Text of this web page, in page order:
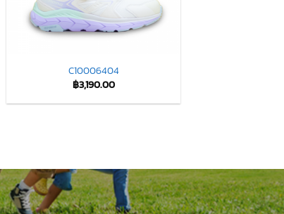
C10006404
฿3,190.00